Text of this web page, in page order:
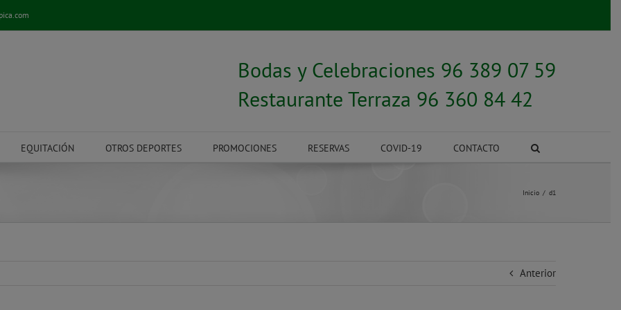
Bodas y Celebraciones 96 389 07 59
Restaurante Terraza 96 360 84 42
EQUITACIÓN OTROS DEPORTES PROMOCIONES RESERVAS COVID-19 CONTACTO
Inicio d1
Anterior